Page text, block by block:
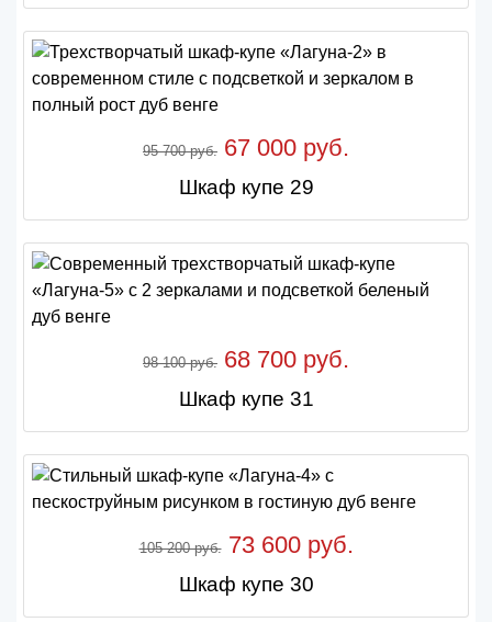
95 700 руб. 67 000 руб.
Шкаф купе 29
98 100 руб. 68 700 руб.
Шкаф купе 31
105 200 руб.73 600 руб.
Шкаф купе 30